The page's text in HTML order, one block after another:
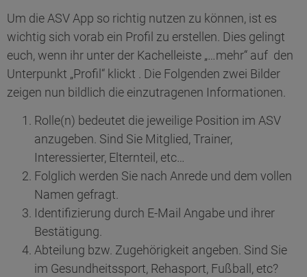
Um die ASV App so richtig nutzen zu können, ist es
wichtig sich vorab ein Profil zu erstellen. Dies gelingt
euch, wenn ihr unter der Kachelleiste „…mehr“ auf den
Unterpunkt „Profil“ klickt . Die Folgenden zwei Bilder
zeigen nun bildlich die einzutragenen Informationen.
Rolle(n) bedeutet die jeweilige Position im ASV
anzugeben. Sind Sie Mitglied, Trainer,
Interessierter, Elternteil, etc…
Folglich werden Sie nach Anrede und dem vollen
Namen gefragt.
Identifizierung durch E-Mail Angabe und ihrer
Bestätigung.
Abteilung bzw. Zugehörigkeit angeben. Sind Sie
im Gesundheitssport, Rehasport, Fußball, etc?